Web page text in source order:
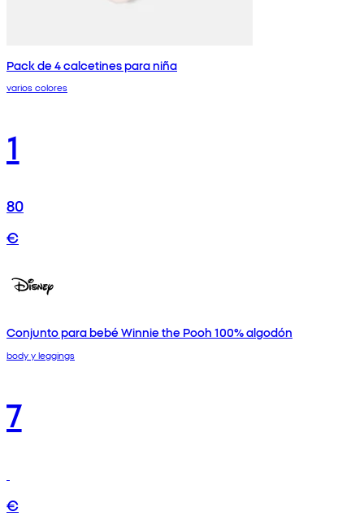
Pack de 4 calcetines para niña
varios colores
1
80
€
Conjunto para bebé Winnie the Pooh 100% algodón
body y leggings
7
€